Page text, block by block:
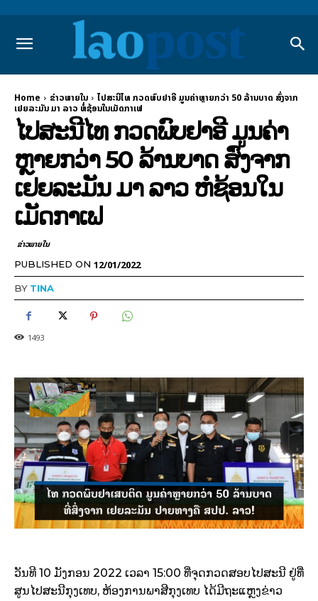
Home ຂ່າວພາຍ​ໃນ
ໄປສະນີໄທ ກວດພົບຢາອີ ມູນຄ່າຫຼາຍກວ່າ 50 ລ້ານບາດ ສົ່ງຈາກ
ເຢຍລະມັນ ມາ ລາວ ຫໍ່ຊ້ອນໃນເມັດກາເຟ
ໄປສະນີໄທ ກວດພົບຢາອີ ມູນຄ່າ
ຫຼາຍກວ່າ 50 ລ້ານບາດ ສົ່ງຈາກ
ເຢຍລະມັນ ມາ ລາວ ຫໍ່ຊ້ອນໃນ
ເມັດກາເຟ
ຂ່າວພາຍ​ໃນ
PUBLISHED ON 12/01/2022
BY TINA
1493
ວັນທີ 10 ມັງກອນ 2022 ເວລາ 15:00 ທີ່ຈຸດກວດສອບໄປສະນີ ຢູ່ທີ່
ສູນໄປສະນີກຸງເທບ, ຫ້ອງການພາສີກຸງເທບ ໄດ້ມີຖະແຫຼງຂ່າວ